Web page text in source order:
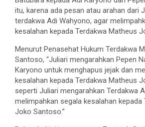
itu, karena ada pesan atau arahan dari
terdakwa Adi Wahyono, agar
kesalahan kepada Terdakwa Matheus
Menurut Penasehat Hukum Terdakwa
Santoso, “Juliari mengarahkan Pepen
Karyono untuk menghapus jejak dan
kesalahan kepada Terdakwa Matheus
seperti Juliari mengarahkan Terdakwa
melimpahkan segala kesalahan kepada
Joko Santoso.”